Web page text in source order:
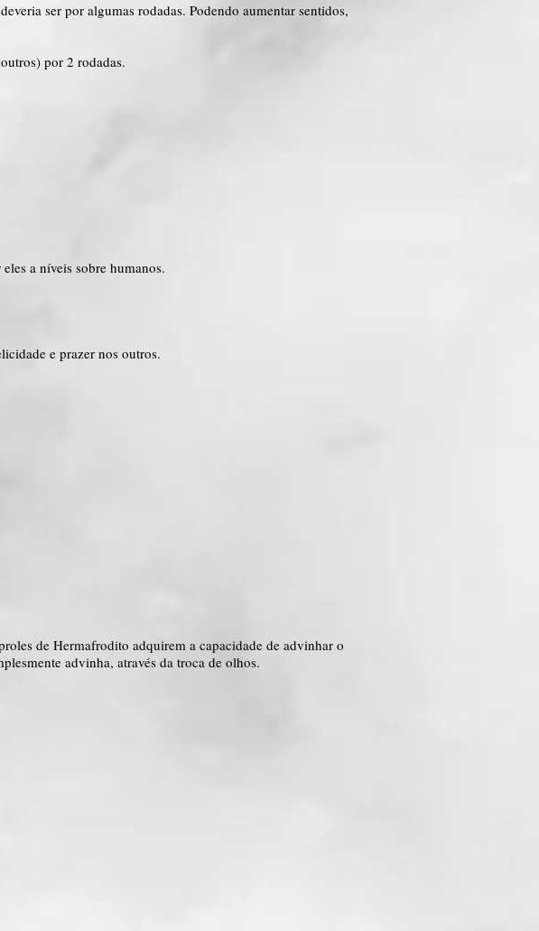
ser por algumas rodadas. Podendo aumentar sentidos,
por 2 rodadas.
a níveis sobre humanos.
e prazer nos outros.
de Hermafrodito adquirem a capacidade de advinhar o
advinha, através da troca de olhos.